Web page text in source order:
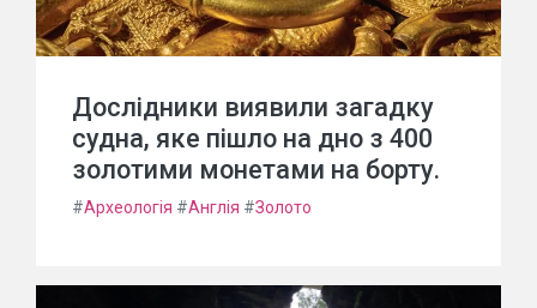
Дослідники виявили загадку
судна, яке пішло на дно з 400
золотими монетами на борту.
#Археологія #Англія #Золото